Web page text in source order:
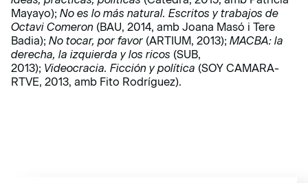
Mayayo); No es lo más natural. Escritos y trabajos de
Octavi Comeron (BAU, 2014, amb Joana Masó i Tere
Badia); No tocar, por favor (ARTIUM, 2013); MACBA: la
derecha, la izquierda y los ricos (SUB,
2013); Videocracia. Ficción y política (SOY CAMARA-
RTVE, 2013, amb Fito Rodríguez).